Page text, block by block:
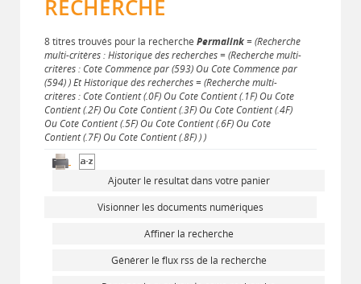
RECHERCHE
8 titres trouvés pour la recherche Permalink= (Recherche
multi-critères : Historique des recherches = (Recherche multi-
critères : Cote Commence par (593) Ou Cote Commence par
(594) ) Et Historique des recherches = (Recherche multi-
critères : Cote Contient (.0F) Ou Cote Contient (.1F) Ou Cote
Contient (.2F) Ou Cote Contient (.3F) Ou Cote Contient (.4F)
Ou Cote Contient (.5F) Ou Cote Contient (.6F) Ou Cote
Contient (.7F) Ou Cote Contient (.8F) ) )
Ajouter le résultat dans votre panier
Visionner les documents numériques
Affiner la recherche
Générer le flux rss de la recherche